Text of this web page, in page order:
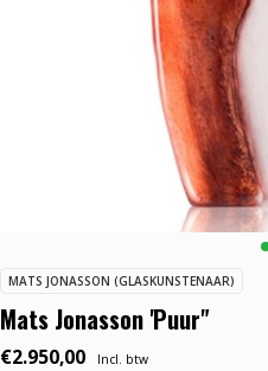
MATS JONASSON (GLASKUNSTENAAR)
Mats Jonasson 'Puur"
€2.950,00 Incl. btw